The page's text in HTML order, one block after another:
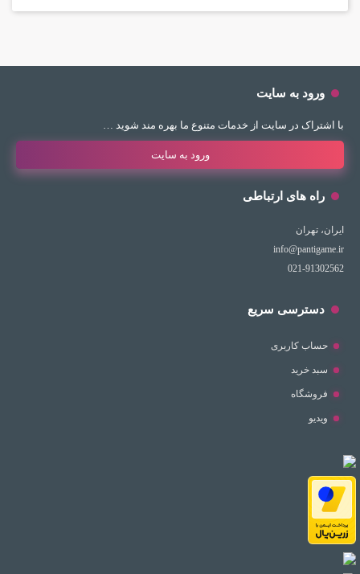
ورود به سایت
با اشتراک در سایت از خدمات متنوع ما بهره مند شوید …
ورود به سایت
راه های ارتباطی
ایران، تهران
info@pantigame.ir
021-91302562
دسترسی سریع
حساب کاربری
سبد خرید
فروشگاه
ویدیو